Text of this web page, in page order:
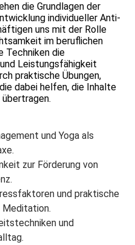
die Grundlagen der
individueller Anti-
uns mit der Rolle
im beruflichen
Techniken die
Leistungsfähigkeit
praktische Übungen,
dabei helfen, die Inhalte
und Yoga als
zur Förderung von
und praktische
Meditation.
und